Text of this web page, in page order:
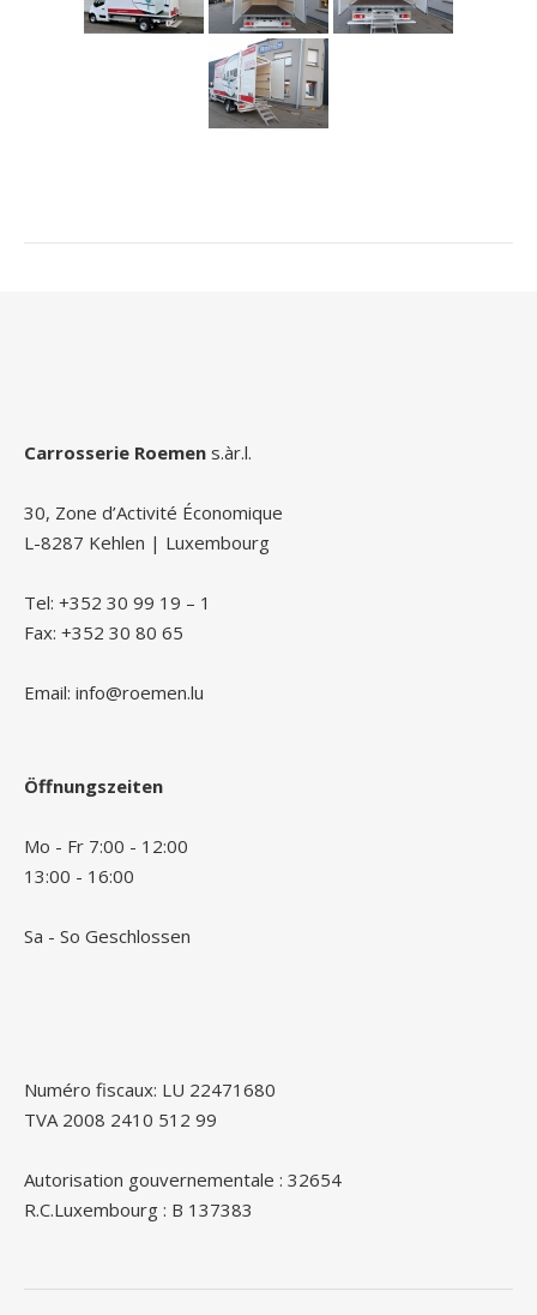
Carrosserie Roemen s.àr.l.
30, Zone d’Activité Économique
L-8287 Kehlen | Luxembourg
Tel: +352 30 99 19 – 1
Fax: +352 30 80 65
Email: info@roemen.lu
Öffnungszeiten
Mo - Fr 7:00 - 12:00
13:00 - 16:00
Sa - So Geschlossen
Numéro fiscaux: LU 22471680
TVA 2008 2410 512 99
Autorisation gouvernementale : 32654
R.C.Luxembourg : B 137383